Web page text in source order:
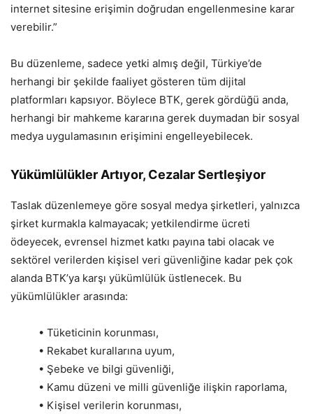
internet sitesine erişimin doğrudan engellenmesine karar
verebilir.”
Bu düzenleme, sadece yetki almış değil, Türkiye’de
herhangi bir şekilde faaliyet gösteren tüm dijital
platformları kapsıyor. Böylece BTK, gerek gördüğü anda,
herhangi bir mahkeme kararına gerek duymadan bir sosyal
medya uygulamasının erişimini engelleyebilecek.
Yükümlülükler Artıyor, Cezalar Sertleşiyor
Taslak düzenlemeye göre sosyal medya şirketleri, yalnızca
şirket kurmakla kalmayacak; yetkilendirme ücreti
ödeyecek, evrensel hizmet katkı payına tabi olacak ve
sektörel verilerden kişisel veri güvenliğine kadar pek çok
alanda BTK’ya karşı yükümlülük üstlenecek. Bu
yükümlülükler arasında:
• Tüketicinin korunması,
• Rekabet kurallarına uyum,
• Şebeke ve bilgi güvenliği,
• Kamu düzeni ve milli güvenliğe ilişkin raporlama,
• Kişisel verilerin korunması,